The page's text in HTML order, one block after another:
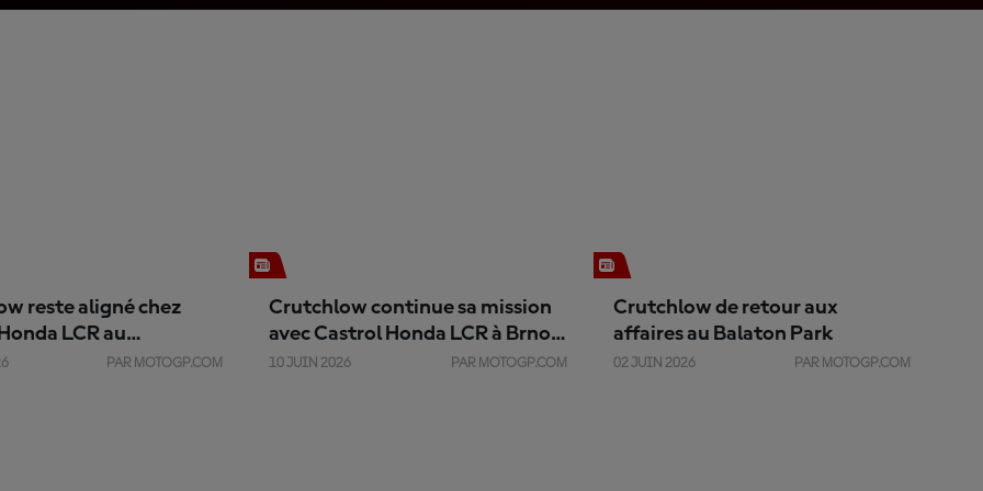
reste aligné chez
LCR au
PAR MOTOGP.COM
Crutchlow continue sa mission
avec Castrol Honda LCR à Brno
et Assen
10 JUIN 2026 PAR MOTOGP.COM
Crutchlow de retour aux
affaires au Balaton Park
02 JUIN 2026 PAR MOTOGP.COM